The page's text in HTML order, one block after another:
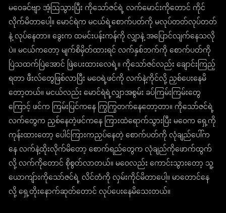
မဝေခင်ဗျာ အံ့ဩသွားပြီး ကိုသော်ဇင်ရဲ့ လက်မောင်းကိုတောင် ကိုင်
လိုက်မိတာပေါ့။ မောင်ရဲက မငယ်ရဲ့စောက်ပတ်ကို မလုပ်တတ်လုပ်တတ်
နဲ့ လုပ်နေတာ။ ခွေးက ထမင်းပန်းကန်ကို လျှာနဲ့ အပြောင်လျက်နေသလို
ပဲ။ မငယ်ကတော့ မျက်စိမှိတ်ထားရင် လက်နှစ်ဘက်ကို စောက်ပတ်ကို
ပြဲသထက်ပြဲအောင် ဖြဲပေးထားလေရဲ့။ ကိုသော်ဇင်လည်း ချောင်းကြည့်
ရတာ ဖီးလ်တွေဖြစ်လာပြီး မဝေရဲ့ဖင်ကို လက်နဲ့ကိုင်လို့ ညှစ်ပေးနေမိ
တော့တယ်။ မငယ်လည်း မောင်ရဲရဲ့လျှာအစွမ်း ခပ်ကြမ်းကြမ်းတွေ
ကြောင့် ဖင်က ကြမ်းပြင်ကနေ ကြွကြွတက်နေတော့တာ။ ကိုသော်ဇင်ရဲ့
လက်တွေက ညှစ်နေတဲ့ဖင်ကနေ ကြားထဲရောက်သွားပြီး မဝေက ရှေ့ကို
ကုန်းထားတော့ ပေါင်ကြားကညှပ်နေတဲ့ စောက်ပတ်ကို လုံချည်ပေါ်က
နေ လက်နဲ့ထိုးလိုက်မိတော့ စောက်ရည်တွေက လုံချည်ကိုဖောက်ထွက်
လို့ လက်ကိုတောင် စိုစွတ်လာတယ်။ မဝေလည်း ကောင်းသွားတော့ သူ့
ယောကျ်ားကိုသော်ဇင်ရဲ့ လိင်တံကို လှမ်းကိုင်မိတာပေါ့။ မာတောင်နေ
လို့ ရှေ့တိုးနောက်ဆုတ်တောင် လုပ်ပေးနေမိသေးတယ်။